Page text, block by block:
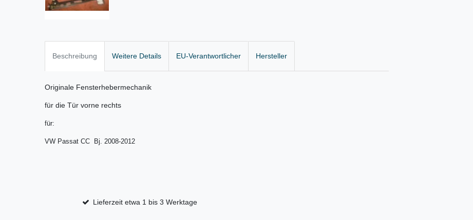
Beschreibung Weitere Details EU-Verantwortlicher Hersteller
Originale Fensterhebermechanik
für die Tür vorne rechts
für:
VW Passat CC Bj. 2008-2012
Lieferzeit etwa 1 bis 3 Werktage